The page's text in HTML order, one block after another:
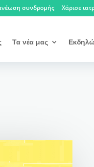
συνδρομής Χάρισε
Τα νέα μας